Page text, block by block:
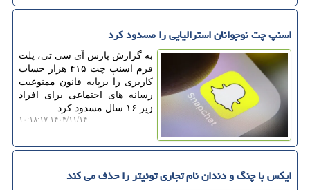
اسنپ چت نوجوانان استرالیایی را مسدود کرد
به گزارش پارس آی سی تی، پلت
فرم اسنپ چت ۴۱۵ هزار حساب
کاربری را برپایه قانون ممنوعیت
رسانه های اجتماعی برای افراد
زیر ۱۶ سال مسدود کرد.
۱۴۰۴/۱۱/۱۴ ۱۰:۱۸:۱۷
ایکس با چنگ و دندان نام تجاری توئیتر را حذف می کند